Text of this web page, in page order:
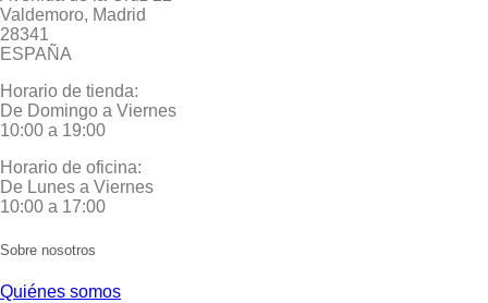
Valdemoro, Madrid
28341
ESPAÑA
Horario de tienda:
De Domingo a Viernes
10:00 a 19:00
Horario de oficina:
De Lunes a Viernes
10:00 a 17:00
Sobre nosotros
Quiénes somos